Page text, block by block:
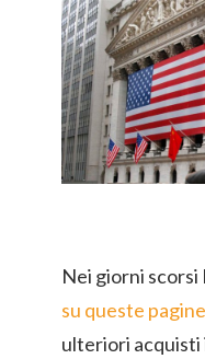
Nei giorni
su queste pagine
ulteriori acquisti